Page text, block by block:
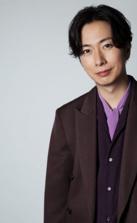
という形で調印ができなかったことを
のこの式典があるということは、やっ
「で、今年の5月2日にニ
連のその会議で、NGOの協議会が行
にノーベル平和賞を獲った日本の被団
団体協議会）で、去年事務局長になら
う方が演説をしているんです。
この濱住さんという方は、広島の胎内
被爆された時にどういう状況にあった
した。そして最後に、1982年に国連
があったわけですけど、その時の当時
んという方が『ノー・モア・ナガサキ
マ、ノー・モア・ヒバクシャ』という
から8月は6日と9日の二つの原爆の日
いうものがあります。
一般にprayer（祈り）は、神に何か祈
方々の魂のために祈るということにな
その1分間の黙祷で、誰が何を思うか
「そうですね」
「何を考えてもいいわけで
なところでして、私たち一人一人が、
に対するストーリー、記憶だったり事
い起こしながら共感をしたり、その人
ですとか、それが何を意味するかとい
で思いを寄せるということが多いと思
も自分の経験としては、そういうこと
クスが起動するというように期待して
食料品を対象とすることで、幅広い層
ことになるとみられている。ただ、財
と、中長期的な財政の悪化の懸念から
安が進んで、減税の効果と相殺するお
政府が掲げる中低所得者への給付を加
化は、財源に年間5兆円の穴をあける
で原材料費の上昇が続いていて、これ
てきた事業者が、減税を機に食料品の
可能性もあるとしている。
「消費税減税で財政悪化の懸
もあって、さらなるインフレに見舞わ
ているのですが、このあたりは武者さ